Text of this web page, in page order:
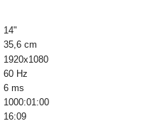
14"
35,6 cm
1920x1080
60 Hz
6 ms
1000:01:00
16:09